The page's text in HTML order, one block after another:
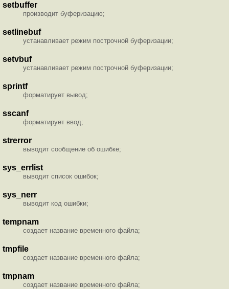
setbuffer
производит буферизацию;
setlinebuf
устанавливает режим построчной буферизации;
setvbuf
устанавливает режим построчной буферизации;
sprintf
форматирует вывод;
sscanf
форматирует ввод;
strerror
выводит сообщение об ошибке;
sys_errlist
выводит список ошибок;
sys_nerr
выводит код ошибки;
tempnam
создает название временного файла;
tmpfile
создает название временного файла;
tmpnam
создает название временного файла;